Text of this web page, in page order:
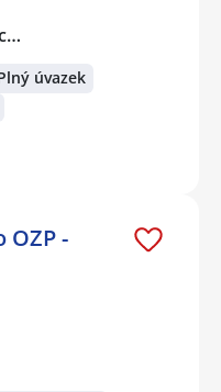
úvazek
-